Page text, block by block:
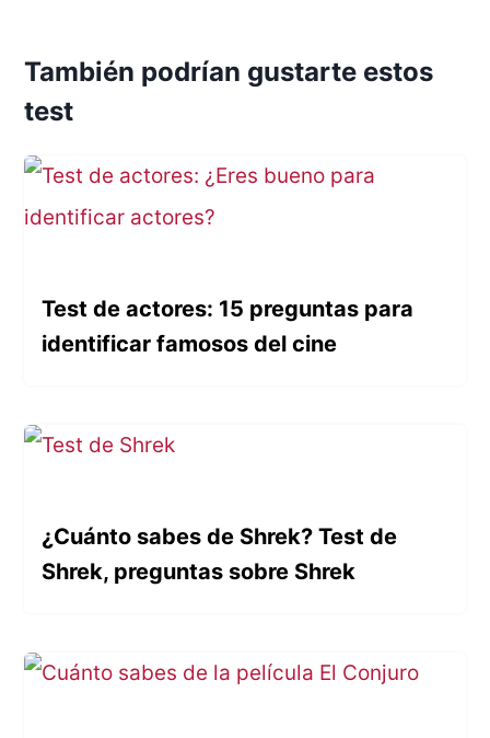
También podrían gustarte estos
test
Test de actores: 15 preguntas para
identificar famosos del cine
¿Cuánto sabes de Shrek? Test de
Shrek, preguntas sobre Shrek